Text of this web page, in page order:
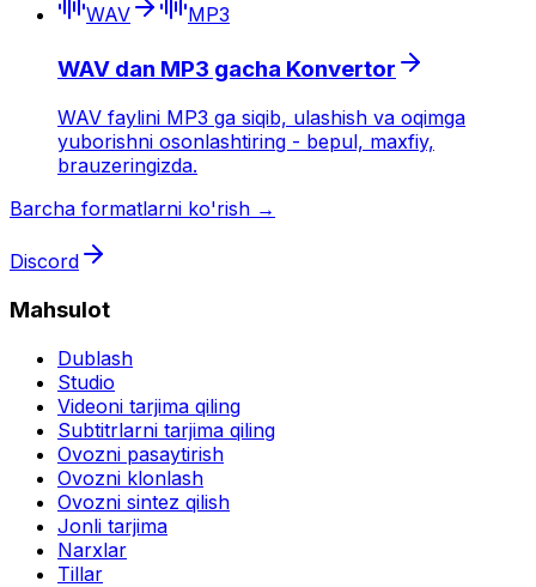
WAV MP3
WAV dan MP3 gacha Konvertor
WAV faylini MP3 ga siqib, ulashish va oqimga
yuborishni osonlashtiring - bepul, maxfiy,
brauzeringizda.
Barcha formatlarni ko'rish →
Discord
Mahsulot
Dublash
Studio
Videoni tarjima qiling
Subtitrlarni tarjima qiling
Ovozni pasaytirish
Ovozni klonlash
Ovozni sintez qilish
Jonli tarjima
Narxlar
Tillar